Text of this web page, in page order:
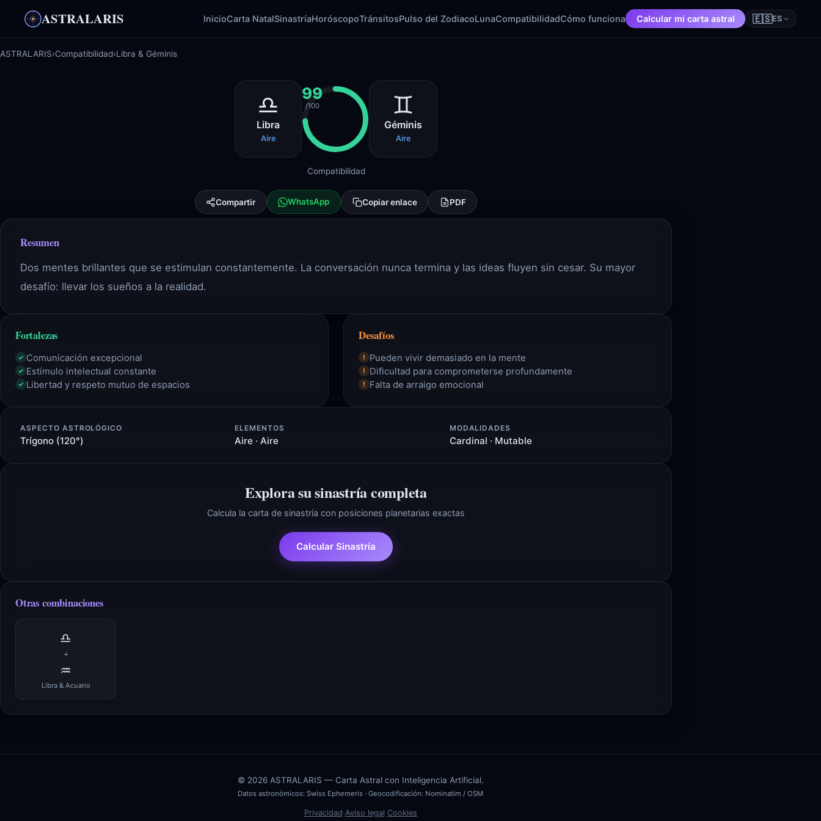
ASTRALARIS InicioCarta NatalSinastríaHoróscopoTránsitosPulso del ZodiacoLunaCompatibilidadCómo funciona Calcular mi carta astral 🇪🇸ES
ASTRALARIS›Compatibilidad›Libra & Géminis
♎
Libra
Aire
99
/100 ♊
Géminis
Aire
Compatibilidad
Compartir WhatsApp Copiar enlace PDF
Resumen
Dos mentes brillantes que se estimulan constantemente. La conversación nunca termina y las ideas fluyen sin cesar. Su mayor
desafío: llevar los sueños a la realidad.
Fortalezas
✓ Comunicación excepcional
✓ Estímulo intelectual constante
✓ Libertad y respeto mutuo de espacios
Desafíos
! Pueden vivir demasiado en la mente
! Dificultad para comprometerse profundamente
! Falta de arraigo emocional
ASPECTO ASTROLÓGICO
Trígono (120°)
ELEMENTOS
Aire · Aire
MODALIDADES
Cardinal · Mutable
Explora su sinastría completa
Calcula la carta de sinastría con posiciones planetarias exactas
Calcular Sinastría
Otras combinaciones
♎
+
♒
Libra & Acuario
© 2026 ASTRALARIS — Carta Astral con Inteligencia Artificial.
Datos astronómicos: Swiss Ephemeris · Geocodificación: Nominatim / OSM
Privacidad·Aviso legal·Cookies